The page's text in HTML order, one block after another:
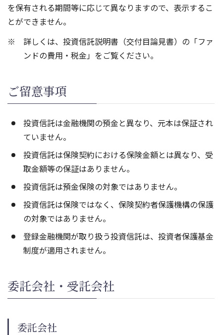
を保有される期間等に応じて異なりますので、表示するこ
とができません。
詳しくは、投資信託説明書（交付目論見書）の「ファ
ンドの費用・税金」をご覧ください。
ご留意事項
投資信託は金融機関の預金と異なり、元本は保証され
ていません。
投資信託は保険契約における保険金額とは異なり、受
取金額等の保証はありません。
投資信託は預金保険の対象ではありません。
投資信託は保険ではなく、保険契約者保護機構の保護
の対象ではありません。
登録金融機関が取り扱う投資信託は、投資者保護基金
制度が適用されません。
委託会社・受託会社
委託会社